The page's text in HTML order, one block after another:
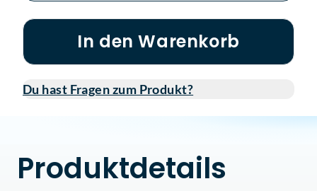
In den Warenkorb
Du hast Fragen zum Produkt?
Produktdetails